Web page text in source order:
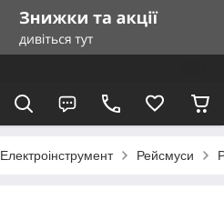
Електроінструмент Рейсмуси